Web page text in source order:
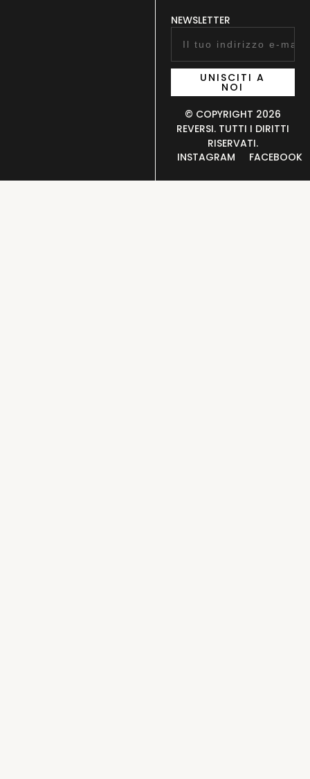
NEWSLETTER
UNISCITI A
NOI
© COPYRIGHT 2026
REVERSI. TUTTI I DIRITTI
RISERVATI.
INSTAGRAM
FACEBOOK